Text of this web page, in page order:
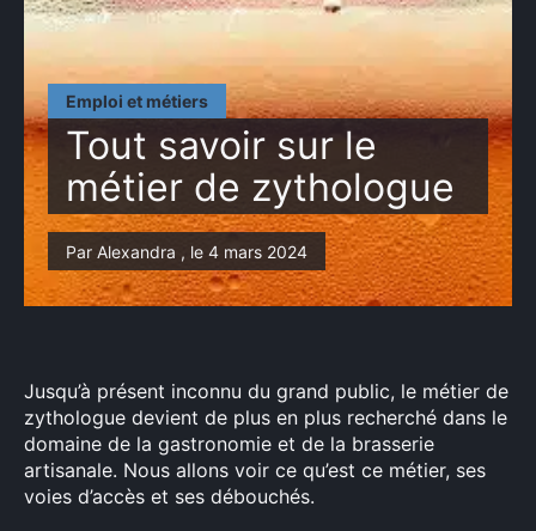
Emploi et métiers
Tout savoir sur le
métier de zythologue
Par Alexandra , le 4 mars 2024
Jusqu’à présent inconnu du grand public, le métier de
zythologue devient de plus en plus recherché dans le
domaine de la gastronomie et de la brasserie
artisanale. Nous allons voir ce qu’est ce métier, ses
voies d’accès et ses débouchés.